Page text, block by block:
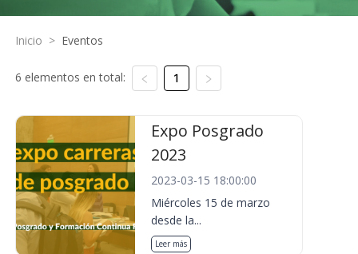
Inicio > Eventos
6 elementos en total: 1
Expo Posgrado
2023
2023-03-15 18:00:00
Miércoles 15 de marzo
desde la...
Leer más